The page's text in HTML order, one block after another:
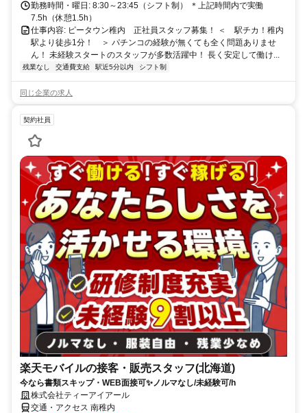
勤務時間・曜日: 8:30～23:45（シフト制） ＊上記時間内で実働
7.5h（休憩1.5h）
仕事内容: ピータウン稚内 正社員スタッフ募集！ ＜ 駅チカ！稚内
駅より徒歩1分！ ＞ パチンコの経験が無くても全く問題ありませ
ん！ 未経験スタートのスタッフが多数活躍中！ 長く安定して働け...
残業なし 交通費支給 駅近5分以内 シフト制
同じ企業の求人
契約社員
楽天モバイルの接客・販売スタッフ(北海道)
今なら書類スキップ・WEB面接可✨️ノルマなし/未経験可/h
株式会社ティーアイアール
交通・アクセス 南稚内